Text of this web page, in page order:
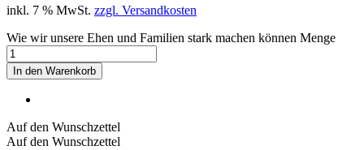
inkl. 7 % MwSt. zzgl. Versandkosten
Wie wir unsere Ehen und Familien stark machen können Menge
In den Warenkorb
Auf den Wunschzettel
Auf den Wunschzettel